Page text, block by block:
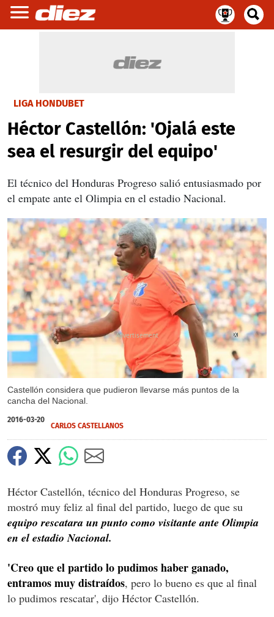
LIGA HONDUBET
Héctor Castellón: 'Ojalá este
sea el resurgir del equipo'
El técnico del Honduras Progreso salió entusiasmado por
el empate ante el Olimpia en el estadio Nacional.
Castellón considera que pudieron llevarse más puntos de la
cancha del Nacional.
X
2016-03-20
CARLOS CASTELLANOS
Héctor Castellón, técnico del Honduras Progreso, se
mostró muy feliz al final del partido, luego de que su
equipo rescatara un punto como visitante ante Olimpia
en el estadio Nacional.
'Creo que el partido lo pudimos haber ganado,
entramos muy distraídos, pero lo bueno es que al final
lo pudimos rescatar', dijo Héctor Castellón.